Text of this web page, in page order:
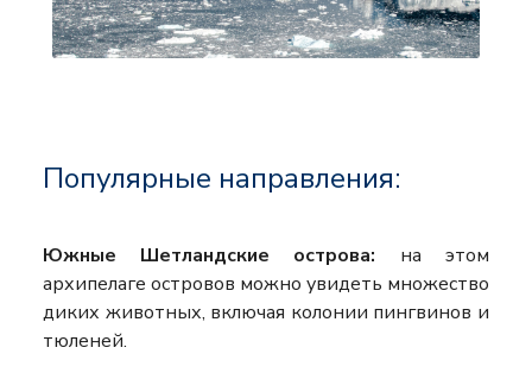
Популярные направления:
Южные Шетландские острова: на этом
архипелаге островов можно увидеть множество
диких животных, включая колонии пингвинов и
тюленей.